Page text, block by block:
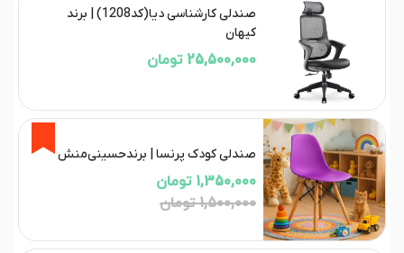
صندلی کارشناسی دیا(کد1208) | برند
کیهان
25,500,000 تومان
10%
صندلی کودک پرنسا | برند‌حسینی‌منش
1,350,000 تومان
1,500,000 تومان